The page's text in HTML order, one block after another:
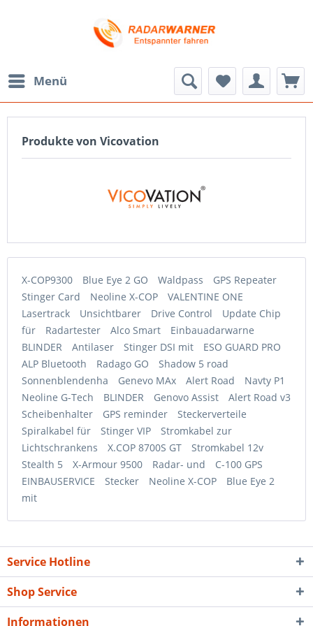
Menü
Produkte von Vicovation
X-COP9300 Blue Eye 2 GO Waldpass
GPS Repeater
Stinger Card
Neoline X-COP
VALENTINE ONE
Lasertrack
Unsichtbarer Drive Control
Update Chip
für
Radartester Alco Smart
Einbauadarwarne
BLINDER
Antilaser Stinger DSI mit
ESO GUARD PRO
ALP Bluetooth
Radago GO
Shadow 5 road
Sonnenblendenha
Genevo MAx Alert Road
Navty P1
Neoline G-Tech
BLINDER Genovo Assist
Alert Road v3
Scheibenhalter
GPS reminder
Steckerverteile
Spiralkabel für
Stinger VIP
Stromkabel zur
Lichtschrankens
X.COP 8700S GT
Stromkabel 12v
Stealth 5
X-Armour 9500 Radar- und
C-100 GPS
EINBAUSERVICE
Stecker Neoline X-COP
Blue Eye 2
mit
Service Hotline
Shop Service
Informationen